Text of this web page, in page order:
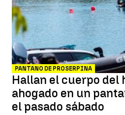
PANTANO DE PROSERPINA
Hallan el cuerpo del
ahogado en un
el pasado sábado